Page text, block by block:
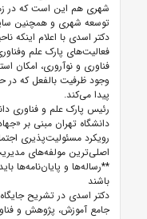
شهری هم این است که در
توسعه شهری و همچنین
فعالیت‌های پارک علم
فناوری و نوآروری، امکان
وجود ظرفیت بالفعل که در
پیدا می‌کند.
رئیس پارک علم و فناوری
دانشگاه تهران مبنی بر
رویکرد مسئولیت‌پذیری
اصلی‌ترین مولفه‌های
**رساله‌ها و پایان‌نامه‌ها
باشند
دکتر اسدی در تشریح
جامع آموزش، پژوهش و